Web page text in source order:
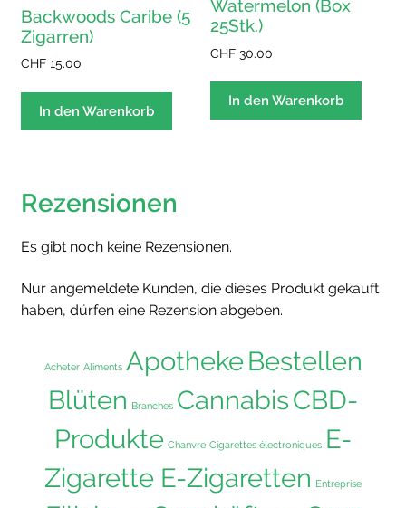
Backwoods Caribe (5
Zigarren)
CHF 15.00
In den Warenkorb
Watermelon (Box
25Stk.)
CHF 30.00
In den Warenkorb
Rezensionen
Es gibt noch keine Rezensionen.
Nur angemeldete Kunden, die dieses Produkt gekauft
haben, dürfen eine Rezension abgeben.
Acheter Aliments ApothekeBestellen
Blüten Branches CannabisCBD-
Produkte Chanvre Cigarettes électroniques E-
Zigarette E-Zigaretten Entreprise